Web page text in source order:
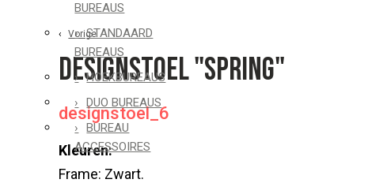
BUREAUS
STANDAARD
BUREAUS
HOEKBUREAUS
DUO BUREAUS
BUREAU
ACCESSOIRES
Vorige
Designstoel "Spring"
designstoel_6
Kleuren:
Frame: Zwart.